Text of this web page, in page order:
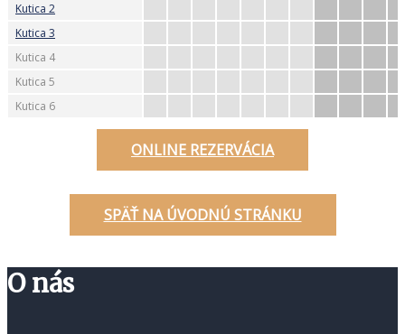
Kutica 2
Kutica 3
Kutica 4
Kutica 5
Kutica 6
ONLINE REZERVÁCIA
SPÄŤ NA ÚVODNÚ STRÁNKU
O nás